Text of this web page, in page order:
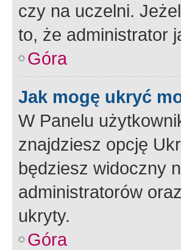
czy na uczelni.
to, że administrator
Góra
Jak mogę ukryć
W Panelu
znajdziesz opcję
będziesz widoczny
administratorów
ukryty.
Góra